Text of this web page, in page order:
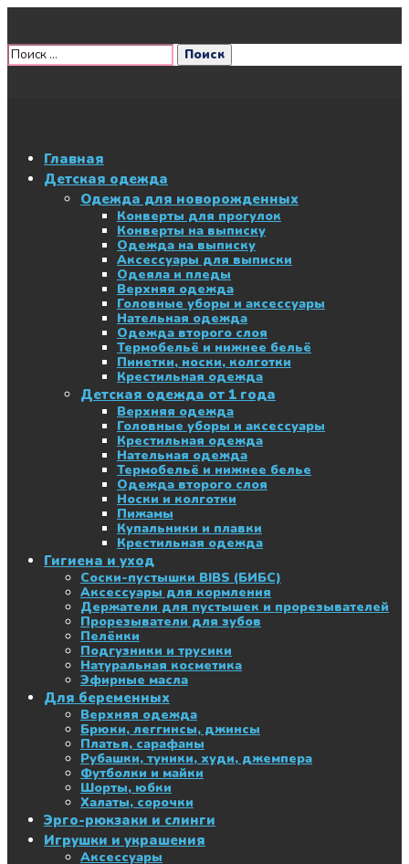
Главная
Детская одежда
Одежда для новорожденных
Конверты для прогулок
Конверты на выписку
Одежда на выписку
Аксессуары для выписки
Одеяла и пледы
Верхняя одежда
Головные уборы и аксессуары
Нательная одежда
Одежда второго слоя
Термобельё и нижнее бельё
Пинетки, носки, колготки
Крестильная одежда
Детская одежда от 1 года
Верхняя одежда
Головные уборы и аксессуары
Крестильная одежда
Нательная одежда
Термобельё и нижнее белье
Одежда второго слоя
Носки и колготки
Пижамы
Купальники и плавки
Крестильная одежда
Гигиена и уход
Соски-пустышки BIBS (БИБС)
Аксессуары для кормления
Держатели для пустышек и прорезывателей
Прорезыватели для зубов
Пелёнки
Подгузники и трусики
Натуральная косметика
Эфирные масла
Для беременных
Верхняя одежда
Брюки, леггинсы, джинсы
Платья, сарафаны
Рубашки, туники, худи, джемпера
Футболки и майки
Шорты, юбки
Халаты, сорочки
Эрго-рюкзаки и слинги
Игрушки и украшения
Аксессуары